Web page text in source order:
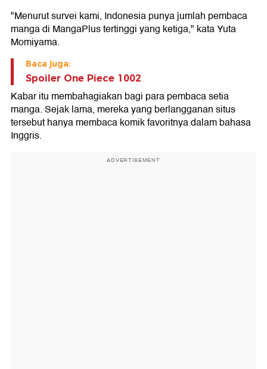
"Menurut survei kami, Indonesia punya jumlah pembaca
manga di MangaPlus tertinggi yang ketiga," kata Yuta
Momiyama.
Baca juga:
Spoiler One Piece 1002
Kabar itu membahagiakan bagi para pembaca setia
manga. Sejak lama, mereka yang berlangganan situs
tersebut hanya membaca komik favoritnya dalam bahasa
Inggris.
ADVERTISEMENT